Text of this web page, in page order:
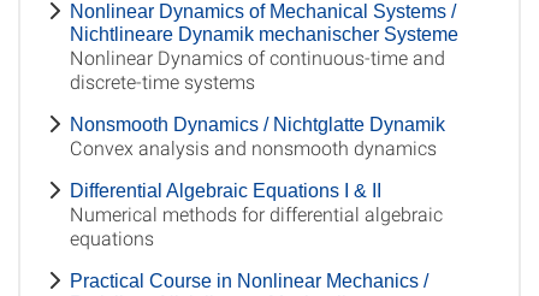
Nonlinear Dynamics of Mechanical Systems /
Nichtlineare Dynamik mechanischer Systeme
Nonlinear Dynamics of continuous-time and
discrete-time systems
Nonsmooth Dynamics / Nichtglatte Dynamik
Convex analysis and nonsmooth dynamics
Differential Algebraic Equations I & II
Numerical methods for differential algebraic
equations
Practical Course in Nonlinear Mechanics /